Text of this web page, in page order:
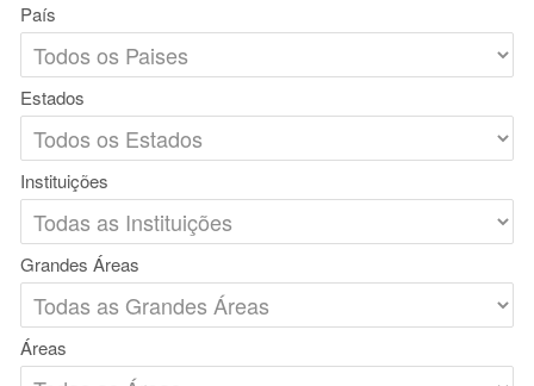
País
Estados
Instituições
Grandes Áreas
Áreas